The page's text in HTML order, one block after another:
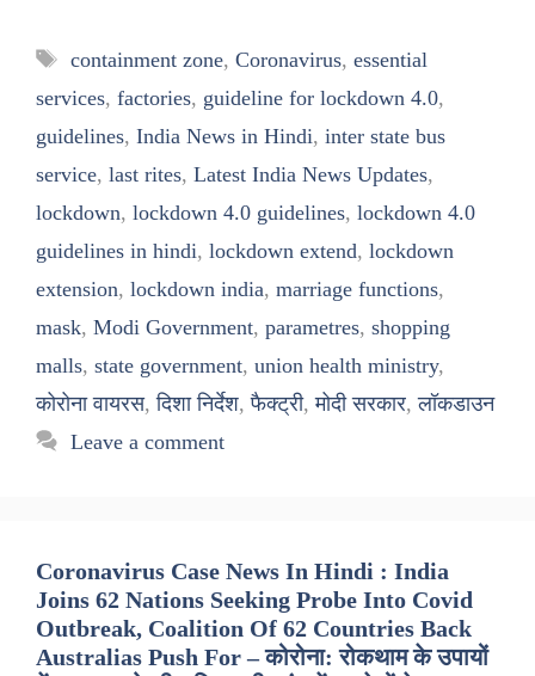
Tags
containment zone, Coronavirus, essential
services, factories, guideline for lockdown 4.0,
guidelines, India News in Hindi, inter state bus
service, last rites, Latest India News Updates,
lockdown, lockdown 4.0 guidelines, lockdown 4.0
guidelines in hindi, lockdown extend, lockdown
extension, lockdown india, marriage functions,
mask, Modi Government, parametres, shopping
malls, state government, union health ministry,
कोरोना वायरस,दिशा निर्देश,फैक्ट्री,मोदी सरकार,लॉकडाउन
Leave a comment
Coronavirus Case News In Hindi : India
Joins 62 Nations Seeking Probe Into Covid
Outbreak, Coalition Of 62 Countries Back
Australias Push For – कोरोना: रोकथाम के उपायों